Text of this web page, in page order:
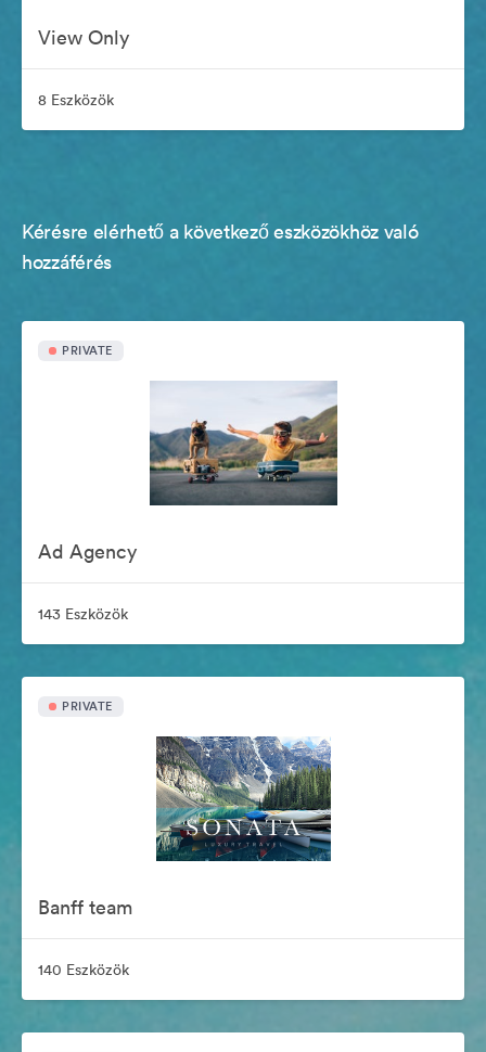
View Only
8 Eszközök
Kérésre elérhető a következő eszközökhöz való
hozzáférés
PRIVATE
Ad Agency
143 Eszközök
PRIVATE
Banff team
140 Eszközök